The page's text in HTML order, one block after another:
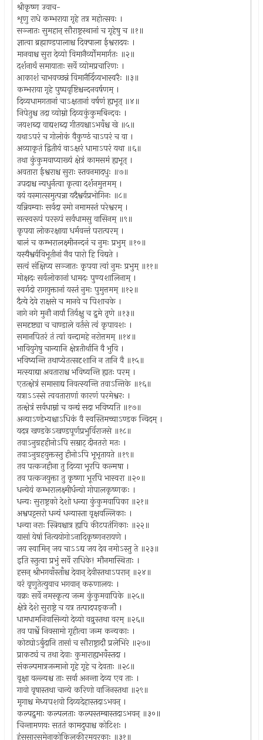
श्रीकृष्ण उवाच-
शृणु राधे कम्भराया गृहे तत्र महोत्सवः ।
सञ्जातः सुमहान् सौराष्ट्रस्थानां च गृहेषु च ॥१॥
ज्ञात्वा ब्रह्माण्डपालाश्च दिक्पाला ईश्वरादयः ।
मानवाश्च सुरा देव्यो विमानैर्व्योममार्गतः ॥२॥
दर्शनार्थं समायाताः सर्वे व्योमप्रचारिणः ।
आकाशं चाभवच्छन्नं विमानैर्दिव्यभास्वरैः ॥३॥
कम्भराया गृहे पुष्पवृष्टिश्चन्दनवर्षणम् ।
दिव्यधामगतानां चाऽक्षतानां वर्षणं ह्यभूत् ॥४॥
निपेतुश्च तदा व्योम्नो दिव्यकुंकुमबिन्दवः ।
जयशब्दा वाद्यशब्दा गीतयश्चाऽभवँश्च खे ॥५॥
यथाऽपरं च गोलोकं वैकुण्ठं चाऽपरं च वा ।
अव्याकृतं द्वितीयं वाऽक्षरं धामाऽपरं यथा ॥६॥
तथा कुंकुमवाप्याख्यं क्षेत्रं कामसमं ह्यभूत् ।
अवतारा ईश्वराश्च सुराः स्तवनमादधुः ॥७॥
उपदाश्च न्यधुर्नत्वा कृत्वा दर्शनमुत्तमम् ।
वयं यस्मात्समुत्पन्ना यदैश्वर्यप्रभोगिनः ॥८॥
यन्नियम्याः सर्वदा स्मो नमामस्तं परेश्वरम् ।
सत्स्वरूपं पररूपं सर्वधामसु वासिनम् ॥९॥
कृपया लोकरक्षाया धर्मवन्तं परात्परम् ।
बालं च कम्भरालक्ष्मीनन्दनं च नुमः प्रभुम् ॥१०॥
यस्यैश्वर्यविभूतीनां नैव पारो हि विद्यते ।
सत्वं संक्षिप्य सञ्जातः कृपया त्वां नुमः प्रभुम् ॥११॥
मोक्षदः सर्वलोकानां धामदः पुण्यशालिनाम् ।
स्वर्गदो रागयुक्तानां यस्तं नुमः पुमुत्तमम् ॥१२॥
दैत्ये देवे राक्षसे च मानवे च पिशाचके ।
नागे नगे मुनौ नार्यां तिर्यक्षु च द्रुमे तृणे ॥१३॥
समदृष्ट्या च चाण्डाले वर्तसे त्वं कृपावशः ।
समानपितरं तं त्वां वन्दामहे नरोत्तमम् ॥१४॥
भावियुगेषु चान्यानि क्षेत्रतीर्थानि वै भुवि ।
भविष्यन्ति तथाप्येतत्सदृशानि न तानि वै ॥१५॥
मत्स्याद्या अवताराश्च भविष्यन्ति ह्यतः परम् ।
एतत्क्षेत्रं समासाद्य निवत्स्यन्ति तवाऽन्तिके ॥१६॥
यत्राऽऽस्से त्ववताराणां कारणं परमेश्वरः ।
तत्क्षेत्रं सर्वधाम्नां च वन्द्यं सदा भविष्यति ॥१७॥
अन्याऽण्डेभ्यश्चाऽधिकं वै स्वस्तिमच्चाऽण्डक न्विदम् ।
यदत्र खण्डकेऽखण्डपूर्णप्रभुर्विराजसे ॥१८॥
तवाऽनुग्रहहीनोऽपि सम्राट् दीनतरो मतः ।
तवाऽनुग्रहयुक्तस्तु हीनोऽपि भूभृतायते ॥१९॥
तव पत्कजहीना तु दिव्या भूरपि कल्मषा ।
तव पत्कजयुक्ता तु कृष्णा भूरपि भास्वरा ॥२०॥
धन्येयं कम्भरालक्ष्मीर्धन्यो गोपालकृष्णकः ।
धन्यः सुराष्ट्रको देशो धन्या कुंकुमवापिका ॥२१॥
अश्वपट्टसरो धन्यं धन्यास्ता वृक्षवल्लिकाः ।
धन्या नराः स्त्रियश्चात्र ह्यपि कीटपतंगिकाः ॥२२॥
यासां येषां नित्ययोगोऽनादिकृष्णनरायणे ।
जय स्वामिन् जय चाऽऽद्य जय देव नमोऽस्तु ते ॥२३॥
इति स्तुत्वा प्रभुं सर्वे राधिके! मौनमास्थिताः ।
हसन् श्रीभगवाँस्ताँश्च देवान् देवीस्तथाऽपरान् ॥२४॥
वरं वृणुतेत्युवाच भगवान् करुणालयः ।
वक्रः सर्वे नमस्कृत्य जन्म कुंकुमवापिके ॥२५॥
क्षेत्रे देशे सुराष्ट्रे च यत्र तत्पादपङ्कजौ ।
धामधामनिवासिन्यो देव्यो वव्रुस्तथा वरम् ॥२६॥
तव पार्श्वे निवसामो गृहीत्वा जन्म कन्यकाः ।
कोट्योऽर्बुदानि तासां च सौराष्ट्रादौ प्रलेभिरे ॥२७॥
प्राकट्यं च तथा देवाः कुमाराह्यभवँस्तदा ।
संकल्पमात्रजन्मानो गृहे गृहे च देवताः ॥२८॥
वृक्षा वल्ल्यश्च ताः सर्वा अनन्ता देव्य एव ताः ।
गावो वृषास्तथा चान्ये करिणो वाजिनस्तथा ॥२९॥
मृगाश्च मेध्यपशवो दिव्यदेहास्तदाऽभवन् ।
कल्पद्रुमाः कल्पलताः कल्पस्तम्बास्तदाऽभवन् ॥३०॥
चिन्तामणयः सततं कामदुघाश्च कोटिशः ।
हंससारसमेनाकोकिलकीरमयूरकाः ॥३१॥